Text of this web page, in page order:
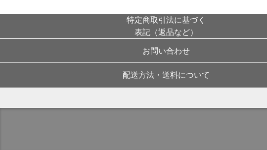
特定商取引法に基づく
表記（返品など）
お問い合わせ
配送方法・送料について